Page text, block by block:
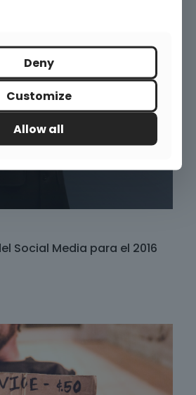
Social Media para el 2016
Deny
Customize
Allow all